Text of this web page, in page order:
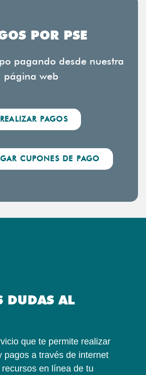
POR PSE
pagando desde nuestra
página web
REALIZAR PAGOS
CUPONES DE PAGO
DUDAS AL
que te permite realizar
pagos a través de internet
en línea de tu